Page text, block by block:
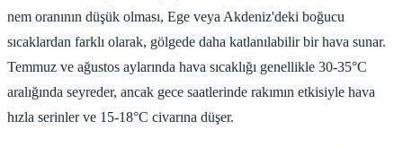
nem oranının düşük olması, Ege veya Akdeniz'deki boğucu
sıcaklardan farklı olarak, gölgede daha katlanılabilir bir hava sunar.
Temmuz ve ağustos aylarında hava sıcaklığı genellikle 30-35°C
aralığında seyreder, ancak gece saatlerinde rakımın etkisiyle hava
hızla serinler ve 15-18°C civarına düşer.